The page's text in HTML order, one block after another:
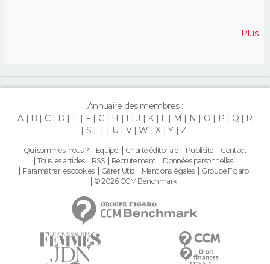
Plus
Annuaire des membres :
A
B C D E F G H J K L M N O P Q
R
S
T U V W X Y Z
Qui sommes-nous ? Equipe Charte éditoriale Publicité
Contact
Tous les articles
RSS Recrutement
Données personnelles
Paramétrer les cookies
Gérer Utiq Mentions légales
Groupe Figaro
© 2026 CCM Benchmark